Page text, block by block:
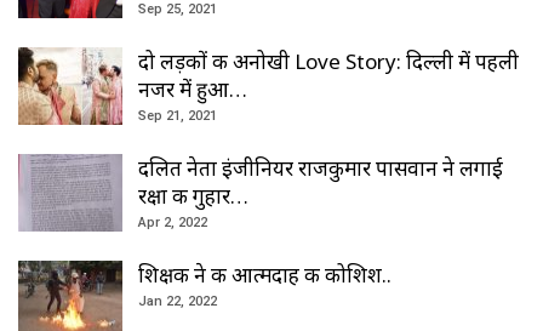
Sep 25, 2021
दो लड़कों की अनोखी Love Story: दिल्ली में पहली
नजर में हुआ…
Sep 21, 2021
दलित नेता इंजीनियर राजकुमार पासवान ने लगाई
रक्षा की गुहार…
Apr 2, 2022
शिक्षक ने की आत्मदाह की कोशिश..
Jan 22, 2022